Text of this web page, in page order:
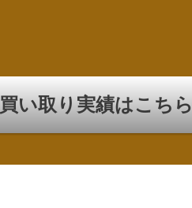
買い取り実績はこちら